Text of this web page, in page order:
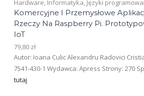
Hardware, Informatyka, Języki
Komercyjne I Przemysłowe
Rzeczy Na Raspberry Pi.
IoT
79,80 zł
Autor: Ioana Culic Alexandru Radovici
7541-430-1 Wydawca: Apress Strony: 270
tutaj